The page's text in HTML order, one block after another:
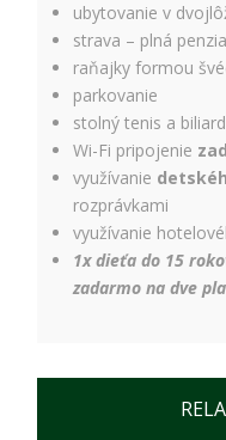
ubytovanie v
strava – plná
raňajky formou
parkovanie
stolný tenis a biliard
Wi-Fi pripojenie
využívanie
rozprávkami
využívanie
1x dieťa do 15
zadarmo na dve